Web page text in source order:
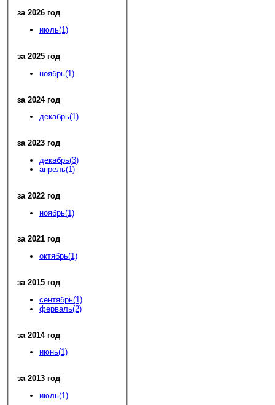
за 2026 год
июль(1)
за 2025 год
ноябрь(1)
за 2024 год
декабрь(1)
за 2023 год
декабрь(3)
апрель(1)
за 2022 год
ноябрь(1)
за 2021 год
октябрь(1)
за 2015 год
сентябрь(1)
ферваль(2)
за 2014 год
июнь(1)
за 2013 год
июль(1)